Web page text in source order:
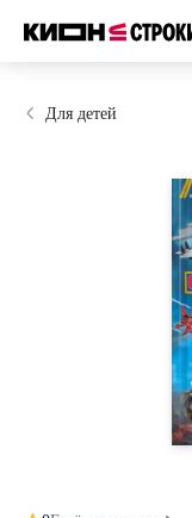
Для детей